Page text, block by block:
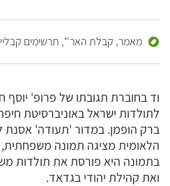
מאמר, קבלת האר״', תרשימים
וד בחוברת תגובתו של פרופ' יוסף
לתולדות ישראל באוניברסיטת
ברק הופמן. במדור 'תעודה' אסנת
הלאומית מציגה תמונה משפחתית,
בתמונה היא פורסת את תולדות
ואת קהילת יהודי בגדאד.